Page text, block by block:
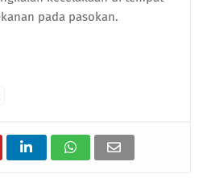
pada pasokan.